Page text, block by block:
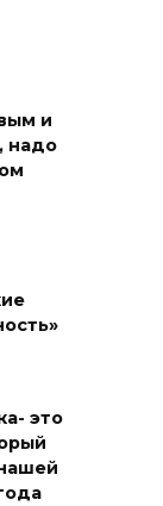
и
надо
это